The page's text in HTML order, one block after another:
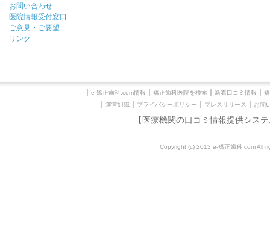
お問い合わせ
医院情報受付窓口
ご意見・ご要望
リンク
e-矯正歯科.com情報 矯正歯科医院を検索｜ 新着口コミ情報
運営組織 プライバシーポリシー プレスリリース お問
【医療機関の口コミ情報提供シス
Copyright (c) 2013 e-矯正歯科.com All